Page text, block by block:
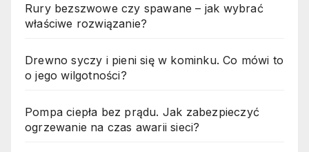
Rury bezszwowe czy spawane – jak wybrać
właściwe rozwiązanie?
Drewno syczy i pieni się w kominku. Co mówi to
o jego wilgotności?
Pompa ciepła bez prądu. Jak zabezpieczyć
ogrzewanie na czas awarii sieci?